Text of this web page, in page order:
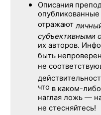
Описания
опубликованные
отражают
субъективными
их авторов.
быть
не
что в каком-
наглая ложь —
не стесняйтесь!